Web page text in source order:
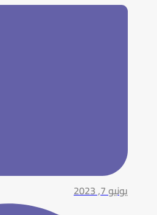
يونيو 7, 2023